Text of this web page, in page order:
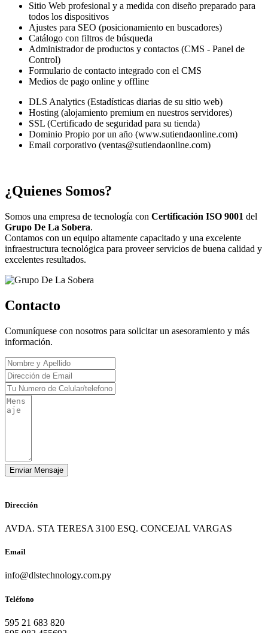
Sitio Web profesional y a medida con diseño preparado para
todos los dispositivos
Ajustes para SEO (posicionamiento en buscadores)
Catálogo con filtros de búsqueda
Administrador de productos y contactos (CMS - Panel de
Control)
Formulario de contacto integrado con el CMS
Medios de pago online y offline
DLS Analytics (Estadísticas diarias de su sitio web)
Hosting (alojamiento premium en nuestros servidores)
SSL (Certificado de seguridad para su tienda)
Dominio Propio por un año (www.sutiendaonline.com)
Email corporativo (ventas@sutiendaonline.com)
¿Quienes Somos?
Somos una empresa de tecnología con Certificación ISO 9001 del
Grupo De La Sobera.
Contamos con un equipo altamente capacitado y una excelente
infraestructura tecnológica para proveer servicios de buena calidad y
excelentes resultados.
Contacto
Comuníquese con nosotros para solicitar un asesoramiento y más
información.
Dirección
AVDA. STA TERESA 3100 ESQ. CONCEJAL VARGAS
Email
info@dlstechnology.com.py
Teléfono
595 21 683 820